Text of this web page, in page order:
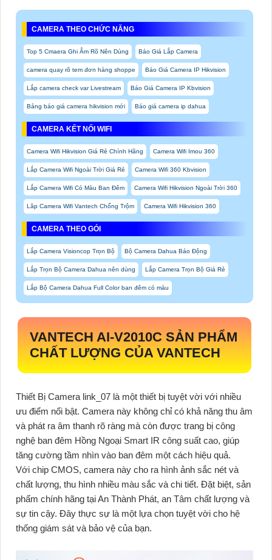
CAMERA THEO CHỨC NĂNG
Top 5 Cmaera Ghi Âm Rõ Nên Dùng Báo Giá Lắp Camera
camera quay rõ tem đơn hàng shoppe Báo Giá Camera IP Hikvision
Lắp camera check var Livestream Báo Giá Camera IP Kbvision
Bảng báo giá camera hikvision mới Báo giá camera ip dahua
CAMERA KẾT NỐI WIFI
Camera Wifi Hikvision Giá Rẻ Chính Hãng Camera Wifi Imou 360
Lắp Camera Wifi Ngoài Trời Giá Rẻ Camera Wifi 360 Kbvision
Lắp Camera Wifi Có Màu Ban Đêm Camera Wifi Hikvision Ngoài Trời 360
Lăp Camera Wifi Vantech Chống Trộm Camera Wifi Hikvision 360
CAMERA THEO GÓI
Lắp Camera Visioncop Trọn Bộ Bộ Camera Dahua Báo Động
Lắp Trọn Bộ Camera Dahua nên dùng Lắp Camera Trọn Bộ Giá Rẻ
Lắp Bộ Camera Dahua Full Color ban đêm có màu
VANTECH AI-V2010C SẢN PHẨM
CHẤT LƯỢNG CỦA VANTECH
Thiết Bị Camera link_07 là một thiết bị tuyệt vời với nhiều
ưu điểm nổi bật. Camera này không chỉ có khả năng thu âm
và phát ra âm thanh rõ ràng mà còn được trang bị công
nghệ ban đêm Hồng Ngoại Smart IR công suất cao, giúp
tăng cường tầm nhìn vào ban đêm một cách hiệu quả.
Với chip CMOS, camera này cho ra hình ảnh sắc nét và
chất lượng, thu hình nhiều màu sắc và chi tiết. Đặt biệt, sản
phẩm chính hãng tại An Thành Phát, an Tâm chất lượng và
sự tin cậy. Đây thực sự là một lựa chọn tuyệt vời cho hệ
thống giám sát và bảo vệ của bạn.